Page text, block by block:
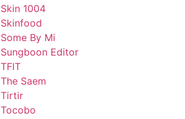
Skin 1004
Skinfood
Some By Mi
Sungboon Editor
TFIT
The Saem
Tirtir
Tocobo